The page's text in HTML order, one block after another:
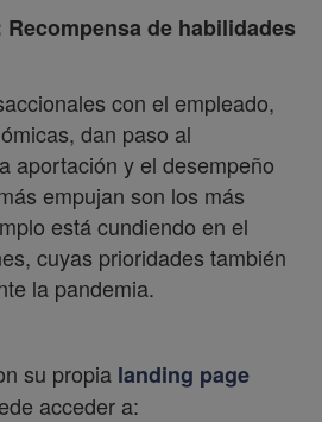
Recompensa de habilidades
con el empleado,
dan paso al
aportación y el desempeño
empujan son los más
está cundiendo en el
cuyas prioridades también
la pandemia.
su propia landing page
acceder a: